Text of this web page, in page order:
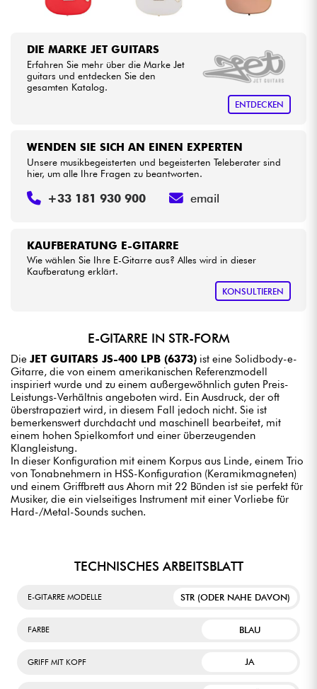
Bundle
Sehen Sie sich unsere Marken an
DIE MARKE JET GUITARS
Erfahren Sie mehr über die Marke Jet
guitars und entdecken Sie den
gesamten Katalog.
ENTDECKEN
KAUFBERATUNG E-GITARRE
Wie wählen Sie Ihre E-Gitarre aus? Alles wird in dieser
Kaufberatung erklärt.
KONSULTIEREN
WENDEN SIE SICH AN EINEN EXPERTEN
Unsere musikbegeisterten und begeisterten Teleberater sind
hier, um alle Ihre Fragen zu beantworten.
+33 181 930 900 email
E-GITARRE IN STR-FORM
Die JET GUITARS JS-400 LPB (6373) ist eine Solidbody-e-
Gitarre, die von einem amerikanischen Referenzmodell
inspiriert wurde und zu einem außergewöhnlich guten Preis-
Leistungs-Verhältnis angeboten wird. Ein Ausdruck, der oft
überstrapaziert wird, in diesem Fall jedoch nicht. Sie ist
bemerkenswert durchdacht und maschinell bearbeitet, mit
einem hohen Spielkomfort und einer überzeugenden
Klangleistung.
In dieser Konfiguration mit einem Korpus aus Linde, einem Trio
von Tonabnehmern in HSS-Konfiguration (Keramikmagneten)
und einem Griffbrett aus Ahorn mit 22 Bünden ist sie perfekt für
Musiker, die ein vielseitiges Instrument mit einer Vorliebe für
Hard-/Metal-Sounds suchen.
TECHNISCHES ARBEITSBLATT
E-GITARRE MODELLE STR (ODER NAHE DAVON)
FARBE BLAU
GRIFF MIT KOPF JA